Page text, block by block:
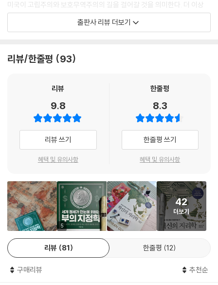
제4장 | 압도적 차이를 추구하는 한국
- ‘추격자’에서 ‘초격차’로 거듭난 기술강국의 본능
자원 빈국에서 기술 강국으로, 한국의 도약은 우연이 아닌 집요한 설계의
래를 선점하려는 한국. ‘초격차’를 향한 지독한 갈증은 우리를 어떤 진화의
제5장 | 설계된 혁신, 싱가포르의 스마트네이션
- 구글 대신 정부를 선택한 천재들, 도시를 코딩하다
추방당한 빈곤국은 어떻게 세계 자본의 ‘디지털 오아시스’가 되었나. 이곳
계를 선택한 싱가포르의 도발적 질문. 기술은 시장의 전유물인가, 국가를
재발명할 도구인가.
- 정밀한 시스템으로 세계의 신뢰를 설계하다
화려한 무대 대신 알프스 지하 100미터에서 우주를 재현하고 세계 상거래
의 프로토콜을 설계하는 사람들. 요란한 광고 없이도 세상이 돌아가는 방
식을 결정하는 스위스식 ‘은밀한 혁신’의 실체를 파헤친다. 진짜 강자는 스
스로를 드러내지 않는다.
제7장 | 독일식 혁신의 귀환, 뉴 미텔슈탄트
- 300만 중소기업, 디지털 시대의 심층을 파고들다
미국이 고립주의와 보호무역주의의 길을 걸어갈 것을 의미한다. 더 이상
패권국 역할을 공짜로 하지 않겠다는 것이다. 예측 불가능한 트럼프를 또
다시 맞이해야 하는 세계는 대책 마련에 부산하고, 공포와 기대로 국내외
다”며 세계 경제를 이해하기 위해 지정학적 사고가 필요해졌음을 역설한
화될 것이며, 국가들은 ‘미국이 지켜주지 않는 세계’에서 군비 증강에 나서
야 하는 상황에 직면했다. 해양 패권에 도전하는 중국에 대한 견제는 더욱
강화될 것이고, ‘나쁜 거래’로 지목된 대만의 반도체 산업에는 빨간불이 켜
졌다. 강대국 지위를 회복하고자 하는 러시아의 열망, 경제를 재건하려는
이란과 정권을 유지하고자 하는 이스라엘, 그리고 북한과의 엇갈린 이해관
학적 리스크를 엄선, 각국의 정치적 행보가 어떻게 세계 경제를 뒤흔들고
있으며 정치와 힘의 논리가 부의 기회를 어떻게 재편하고 있는지 분석한
다. 지금 한국의 산업과 경제, 외교와 안보에 드리운 이 위기를 어떻게 바라
보아야 할까? ‘규칙’ 대신 ‘힘’에 의해 움직이는 지정학의 시대를 다시 살게
된 우리에게 ‘지정학 리터러시’가 절실하다.
인플레이션, 방산, 인공지능, 반도체, 조선, 에너지···
출판사 리뷰 더보기
리뷰/한줄평 93
리뷰
9.8
리뷰 쓰기
혜택 및 유의사항
한줄평
8.3
한줄평 쓰기
혜택 및 유의사항
5
42
더보기
리뷰 81 한줄평 12
구매리뷰 추천순